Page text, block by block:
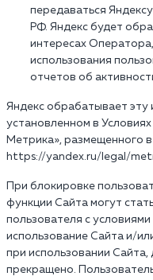
передаваться
РФ. Яндекс будет
интересах
использования
отчетов об
Яндекс обрабатывает
установленном в
Метрика», размещенного
https://yandex.ru/legal/
При блокировке
функции Сайта могут
пользователя с
использование Сайта и/
при использовании
прекращено.